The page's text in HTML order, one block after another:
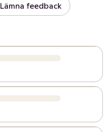
Lämna feedback